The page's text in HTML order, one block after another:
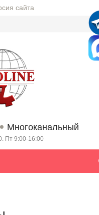
сайта
Многоканальный
Пт 9:00-16:00